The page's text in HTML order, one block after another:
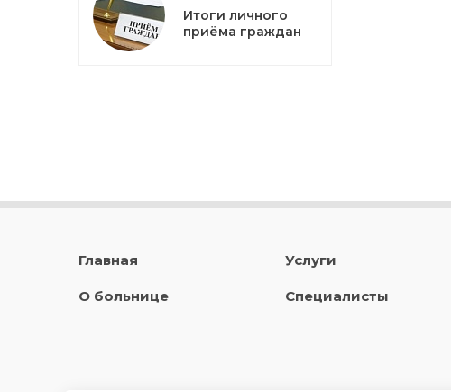
Итоги личного
приёма граждан
Главная
О больнице
Услуги
Специалисты